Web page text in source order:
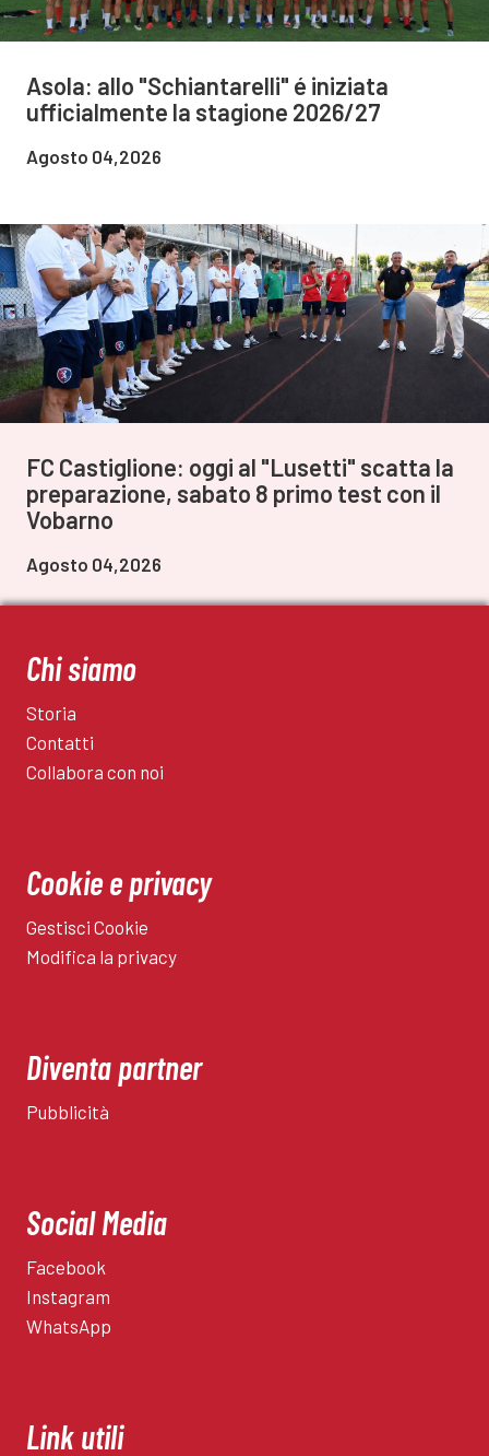
Asola: allo "Schiantarelli" é iniziata
ufficialmente la stagione 2026/27
Agosto 04,2026
FC Castiglione: oggi al "Lusetti" scatta la
preparazione, sabato 8 primo test con il
Vobarno
Agosto 04,2026
Chi siamo
Storia
Contatti
Collabora con noi
Cookie e privacy
Gestisci Cookie
Modifica la privacy
Diventa partner
Pubblicità
Social Media
Facebook
Instagram
WhatsApp
Link utili